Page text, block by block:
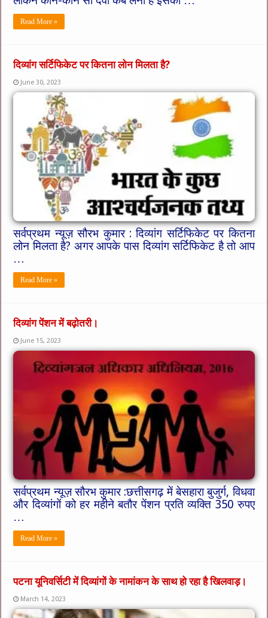
Read More »
दिव्यांग सर्टिफिकेट पर कितना लोन मिलता है?
June 30, 2023
सर्वप्रथम न्यूज़ सौरभ कुमार : दिव्यांग सर्टिफिकेट पर कितना
लोन मिलता है? अगर आपके पास दिव्यांग सर्टिफिकेट है तो आप
…
Read More »
दिव्यांग पेंशन में बढ़ोतरी।
June 15, 2023
सर्वप्रथम न्यूज़ सौरभ कुमार :छत्तीसगढ़ में बेसहारा बुजुर्ग, विधवा
और दिव्यांगों को हर महीने बतौर पेंशन प्रति व्यक्ति 350 रुपए
…
Read More »
पटना यूनिवर्सिटी में दिव्यांगों के नामांकन के साथ हो रहा है खिलवाड़।
March 14, 2023